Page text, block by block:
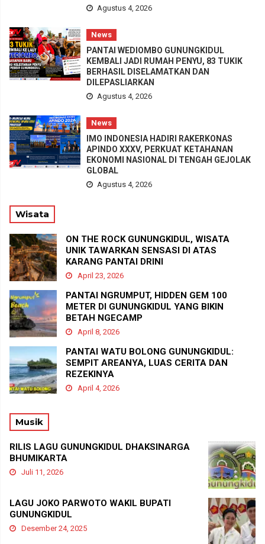
Agustus 4, 2026
News
PANTAI WEDIOMBO GUNUNGKIDUL
KEMBALI JADI RUMAH PENYU, 83 TUKIK
BERHASIL DISELAMATKAN DAN
DILEPASLIARKAN
Agustus 4, 2026
News
IMO INDONESIA HADIRI RAKERKONAS
APINDO XXXV, PERKUAT KETAHANAN
EKONOMI NASIONAL DI TENGAH GEJOLAK
GLOBAL
Agustus 4, 2026
Wisata
ON THE ROCK GUNUNGKIDUL, WISATA
UNIK TAWARKAN SENSASI DI ATAS
KARANG PANTAI DRINI
April 23, 2026
PANTAI NGRUMPUT, HIDDEN GEM 100
METER DI GUNUNGKIDUL YANG BIKIN
BETAH NGECAMP
April 8, 2026
PANTAI WATU BOLONG GUNUNGKIDUL:
SEMPIT AREANYA, LUAS CERITA DAN
REZEKINYA
April 4, 2026
Musik
RILIS LAGU GUNUNGKIDUL DHAKSINARGA
BHUMIKARTA
Juli 11, 2026
LAGU JOKO PARWOTO WAKIL BUPATI
GUNUNGKIDUL
Desember 24, 2025